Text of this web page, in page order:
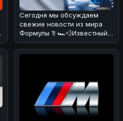
Сегодня мы обсуждаем
свежие новости из мира
Формулы 1! 🏎️💨Известный
эксперт и бывший пилот
Формулы